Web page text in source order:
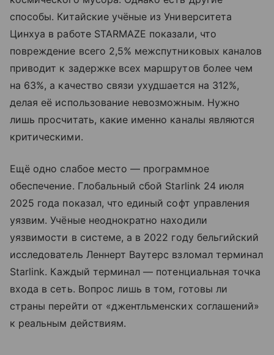
способы. Китайские учёные из Университета
Цинхуа в работе STARMAZE показали, что
повреждение всего 2,5% межспутниковых каналов
приводит к задержке всех маршрутов более чем
на 63%, а качество связи ухудшается на 312%,
делая её использование невозможным. Нужно
лишь просчитать, какие именно каналы являются
критическими.
Ещё одно слабое место — программное
обеспечение. Глобальный сбой Starlink 24 июля
2025 года показал, что единый софт управления
уязвим. Учёные неоднократно находили
уязвимости в системе, а в 2022 году бельгийский
исследователь Леннерт Ваутерс взломал терминал
Starlink. Каждый терминал — потенциальная точка
входа в сеть. Вопрос лишь в том, готовы ли
страны перейти от «джентльменских соглашений»
к реальным действиям.